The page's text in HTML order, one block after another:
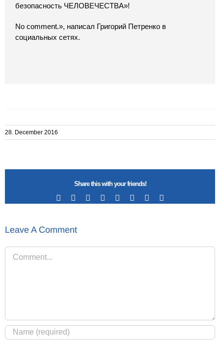
безопасность ЧЕЛОВЕЧЕСТВА»!
No comment.», написал Григорий Петренко в
социальных сетях.
28. December 2016
Share this with your friends!
Facebook RedditLinkedIn
TumblrPinterest
Leave A Comment
Comment